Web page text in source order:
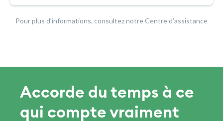
Pour plus d’informations, consultez notre Centre d’assistance
Accorde du temps à ce
qui compte vraiment